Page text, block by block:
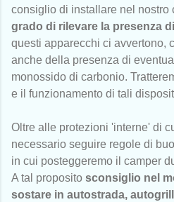
consiglio di installare nel nostro
grado di rilevare la presenza
questi apparecchi ci avvertono,
anche della presenza di
monossido di carbonio.
e il funzionamento di tali
Oltre alle protezioni 'interne' di
necessario seguire regole di
in cui posteggeremo il camper
A tal proposito sconsiglio nel
sostare in autostrada,